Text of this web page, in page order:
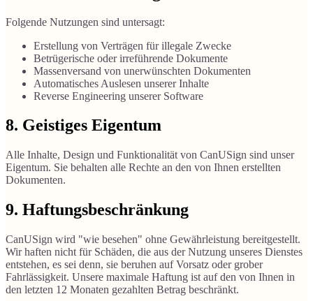
Folgende Nutzungen sind untersagt:
Erstellung von Verträgen für illegale Zwecke
Betrügerische oder irreführende Dokumente
Massenversand von unerwünschten Dokumenten
Automatisches Auslesen unserer Inhalte
Reverse Engineering unserer Software
8. Geistiges Eigentum
Alle Inhalte, Design und Funktionalität von CanUSign sind unser
Eigentum. Sie behalten alle Rechte an den von Ihnen erstellten
Dokumenten.
9. Haftungsbeschränkung
CanUSign wird "wie besehen" ohne Gewährleistung bereitgestellt.
Wir haften nicht für Schäden, die aus der Nutzung unseres Dienstes
entstehen, es sei denn, sie beruhen auf Vorsatz oder grober
Fahrlässigkeit. Unsere maximale Haftung ist auf den von Ihnen in
den letzten 12 Monaten gezahlten Betrag beschränkt.